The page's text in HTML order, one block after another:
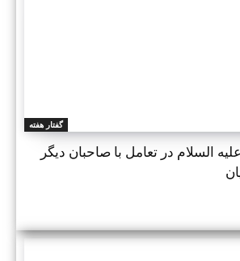
گفتار هفته
السلام در تعامل با صاحبان دیگر